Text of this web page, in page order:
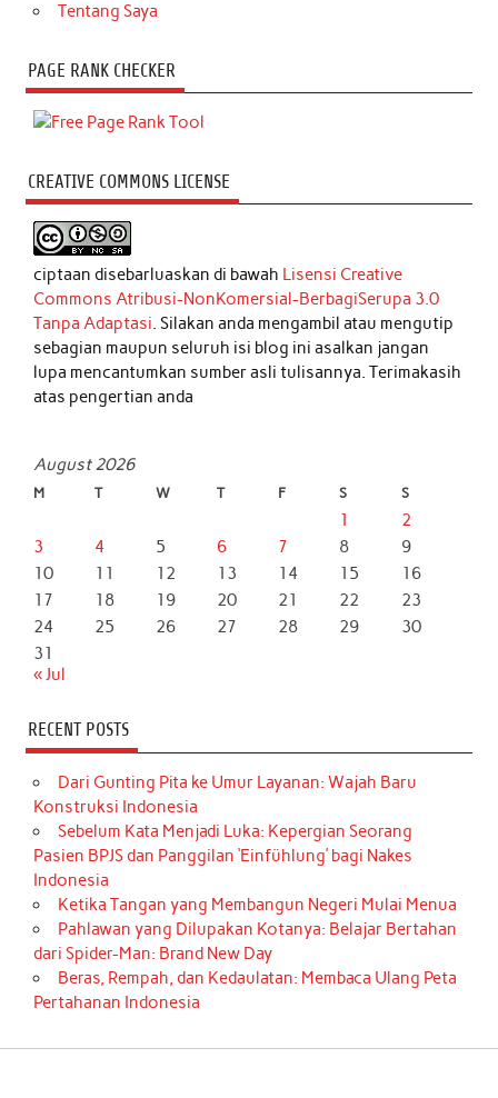
Tentang Saya
PAGE RANK CHECKER
CREATIVE COMMONS LICENSE
ciptaan disebarluaskan di bawah Lisensi Creative
Commons Atribusi-NonKomersial-BerbagiSerupa 3.0
Tanpa Adaptasi. Silakan anda mengambil atau mengutip
sebagian maupun seluruh isi blog ini asalkan jangan
lupa mencantumkan sumber asli tulisannya. Terimakasih
atas pengertian anda
August 2026
M T W T F S S
1
2
3
4 5 6 7 8
9
10
11 12 13 14 15
16
17
18 19 20 21 22
23
24
25 26 27 28 29
30
31
« Jul
RECENT POSTS
Dari Gunting Pita ke Umur Layanan: Wajah Baru
Konstruksi Indonesia
Sebelum Kata Menjadi Luka: Kepergian Seorang
Pasien BPJS dan Panggilan ‘Einfühlung’ bagi Nakes
Indonesia
Ketika Tangan yang Membangun Negeri Mulai Menua
Pahlawan yang Dilupakan Kotanya: Belajar Bertahan
dari Spider-Man: Brand New Day
Beras, Rempah, dan Kedaulatan: Membaca Ulang Peta
Pertahanan Indonesia